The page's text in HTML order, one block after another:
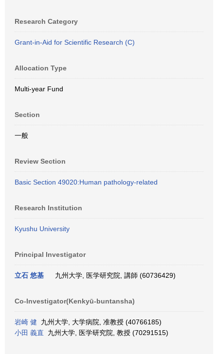
Research Category
Grant-in-Aid for Scientific Research (C)
Allocation Type
Multi-year Fund
Section
一般
Review Section
Basic Section 49020:Human pathology-related
Research Institution
Kyushu University
Principal Investigator
立石 悠基 九州大学, 医学研究院, 講師 (60736429)
Co-Investigator(Kenkyū-buntansha)
岩崎 健 九州大学, 大学病院, 准教授 (40766185)
小田 義直 九州大学, 医学研究院, 教授 (70291515)